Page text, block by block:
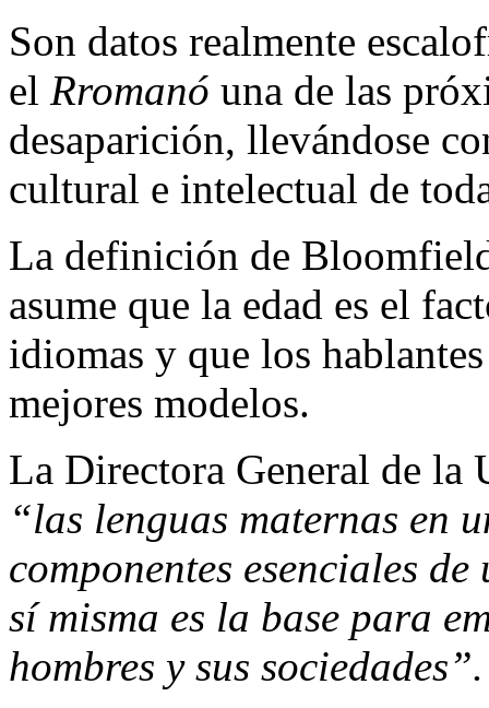
Son datos realmente
el Rromanó una de las
desaparición, llevándose
cultural e intelectual de
La definición de
asume que la edad es el
idiomas y que los
mejores modelos.
La Directora General de la
“las lenguas maternas en
componentes esenciales
sí misma es la base para
hombres y sus sociedades”.